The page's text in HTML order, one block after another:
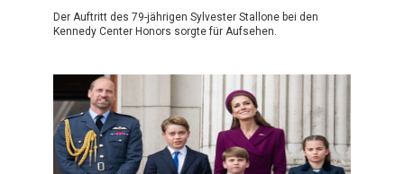
Der Auftritt des 79-jährigen Sylvester Stallone bei den
Kennedy Center Honors sorgte für Aufsehen.